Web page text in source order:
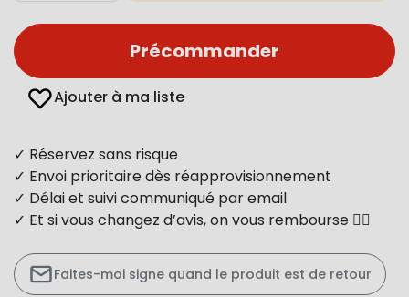
Précommander
Ajouter à ma liste
✓ Réservez sans risque
✓ Envoi prioritaire dès réapprovisionnement
✓ Délai et suivi communiqué par email
✓ Et si vous changez d’avis, on vous rembourse 👍🏻
Faites-moi signe quand le produit est de retour